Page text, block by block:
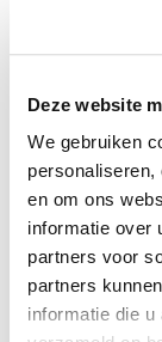
Deze website
We gebruiken
en om ons
informatie over
partners voor
partners
informatie die
Le PUCH E-
entièrement
assure aussi une
batterie, vous
le terrain, la météo
adapté aussi bien
aventureuses.
La recharge prend
prête après une
Moyeu